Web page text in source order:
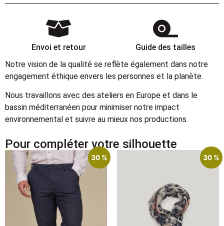
Envoi et retour
Guide des tailles
Notre vision de la qualité se reflète également dans notre
engagement éthique envers les personnes et la planète.
Nous travaillons avec des ateliers en Europe et dans le
bassin méditerranéen pour minimiser notre impact
environnemental et suivre au mieux nos productions.
Pour compléter votre silhouette
30 % 30 %